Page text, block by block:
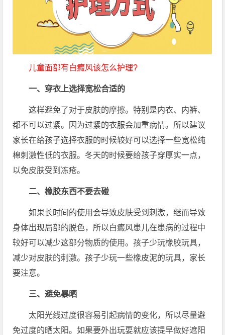
儿童面部有白癜风该怎么护理?
一、穿衣上选择宽松合适的
这样避免了对于皮肤的摩擦。特别是内衣、内裤、
都不可以过紧。因为过紧的衣服会加重病情。所以建议
家长在给孩子选择衣服的时候较好可以选择一些宽松纯
棉刺激性低的衣服。冬天的时候要给孩子穿厚实一点，
以免皮肤受到冻疮。
二、橡胶东西不要去碰
如果长时间的使用会导致皮肤受到刺激，继而导致
身体出现局部的脱色，所以白癜风患儿在患病的过程中
较好可以减少这部分物质的使用。孩子少玩橡胶玩具，
减少对皮肤的刺激。孩子少玩一些橡皮泥的玩具，家长
要注意。
三、避免暴晒
太阳光线过度很容易引起病情的变化，所以尽量避
免过度的晒太阳。如果要外出玩耍就应该提早做好遮阳